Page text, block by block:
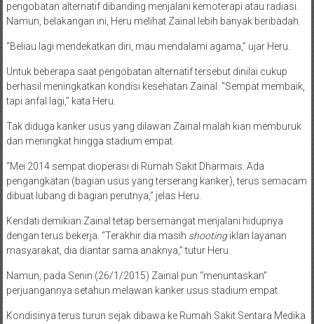
pengobatan alternatif dibanding menjalani kemoterapi atau radiasi.
Namun, belakangan ini, Heru melihat Zainal lebih banyak beribadah.
“Beliau lagi mendekatkan diri, mau mendalami agama,” ujar Heru.
Untuk beberapa saat pengobatan alternatif tersebut dinilai cukup
berhasil meningkatkan kondisi kesehatan Zainal. “Sempat membaik,
tapi anfal lagi,” kata Heru.
Tak diduga kanker usus yang dilawan Zainal malah kian memburuk
dan meningkat hingga stadium empat.
“Mei 2014 sempat dioperasi di Rumah Sakit Dharmais. Ada
pengangkatan (bagian usus yang terserang kanker), terus semacam
dibuat lubang di bagian perutnya,” jelas Heru.
Kendati demikian Zainal tetap bersemangat menjalani hidupnya
dengan terus bekerja. “Terakhir dia masih shootingiklan layanan
masyarakat, dia diantar sama anaknya,” tutur Heru.
Namun, pada Senin (26/1/2015) Zainal pun “menuntaskan”
perjuangannya setahun melawan kanker usus stadium empat.
Kondisinya terus turun sejak dibawa ke Rumah Sakit Sentara Medika